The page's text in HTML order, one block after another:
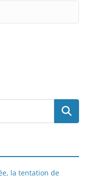
la tentation de